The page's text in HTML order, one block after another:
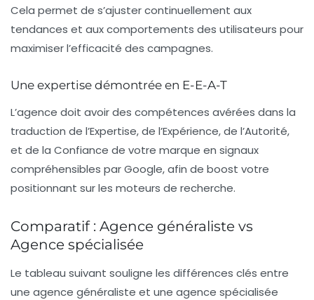
Cela permet de s’ajuster continuellement aux
tendances et aux comportements des utilisateurs pour
maximiser l’efficacité des campagnes.
Une expertise démontrée en E-E-A-T
L’agence doit avoir des compétences avérées dans la
traduction de l’Expertise, de l’Expérience, de l’Autorité,
et de la Confiance de votre marque en signaux
compréhensibles par Google, afin de boost votre
positionnant sur les moteurs de recherche.
Comparatif : Agence généraliste vs
Agence spécialisée
Le tableau suivant souligne les différences clés entre
une agence généraliste et une agence spécialisée